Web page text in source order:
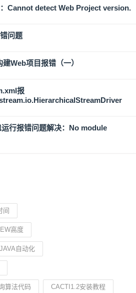
：Cannot detect Web Project version.
问题
Web项目报错（一）
报
行报错问题解决：No module
间
高度
自动化
算法代码 CACTI1.2安装教程